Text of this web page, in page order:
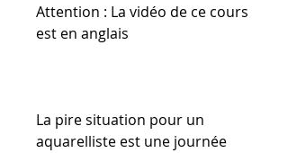
Attention : La vidéo de ce cours
est en anglais
La pire situation pour un
aquarelliste est une journée